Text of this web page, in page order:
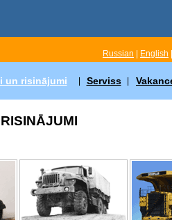
Russian English
un risinājumi Serviss